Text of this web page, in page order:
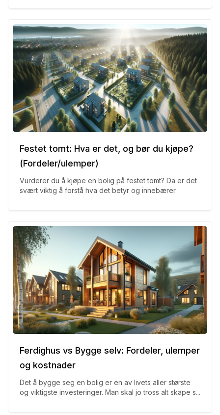
Festet tomt: Hva er det, og bør du kjøpe?
(Fordeler/ulemper)
Vurderer du å kjøpe en bolig på festet tomt? Da er det
svært viktig å forstå hva det betyr og innebærer.
Ferdighus vs Bygge selv: Fordeler, ulemper
og kostnader
Det å bygge seg en bolig er en av livets aller største
og viktigste investeringer. Man skal jo tross alt skape s...